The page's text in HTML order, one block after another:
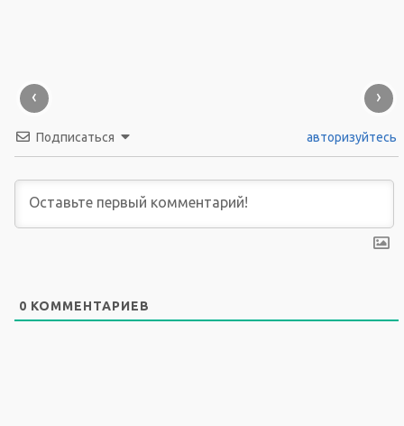
‹ ›
Подписаться авторизуйтесь
0 КОММЕНТАРИЕВ